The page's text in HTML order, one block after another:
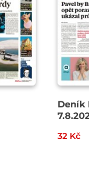
Deník
32 Kč